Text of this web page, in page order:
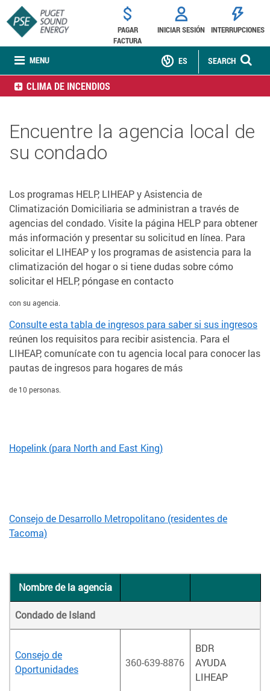
MENU
PAGAR
FACTURA
INICIAR SESIÓN INTERRUPCIONES
SEARCH
ES
CLIMA DE INCENDIOS
Encuentre la agencia local de
su condado
Los programas HELP, LIHEAP y Asistencia de
Climatización Domiciliaria se administran a través de
agencias del condado. Visite la página HELP para obtener
más información y presentar su solicitud en línea. Para
solicitar el LIHEAP y los programas de asistencia para la
climatización del hogar o si tiene dudas sobre cómo
solicitar el HELP, póngase en contacto
con su agencia.
Consulte esta tabla de ingresos para saber si sus ingresos
reúnen los requisitos para recibir asistencia. Para el
LIHEAP, comunícate con tu agencia local para conocer las
pautas de ingresos para hogares de más
de 10 personas.
Hopelink (para North and East King)
Consejo de Desarrollo Metropolitano (residentes de
Tacoma)
Nombre de la agencia
Condado de Island
Consejo de
Oportunidades
360-639-8876
BDR
AYUDA
LIHEAP